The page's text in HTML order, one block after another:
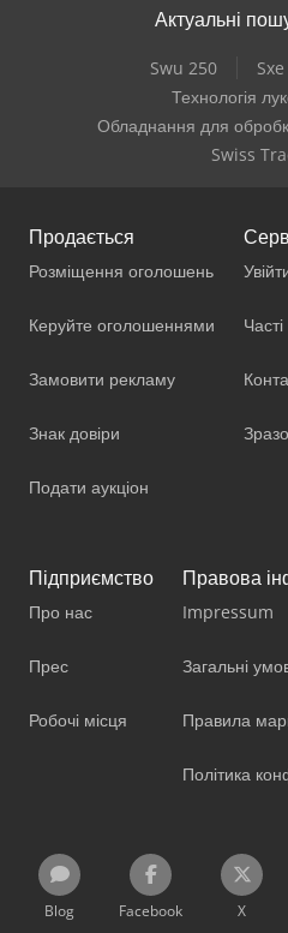
Актуальні
Swu 250
Технологія
Обладнання для
Swiss
Продається
Розміщення оголошень
Керуйте оголошеннями
Замовити рекламу
Знак довіри
Подати аукціон
Підприємство
Про нас
Прес
Робочі місця
Правова
Impressum
Загальні
Правила
Політика
Blog Facebook X